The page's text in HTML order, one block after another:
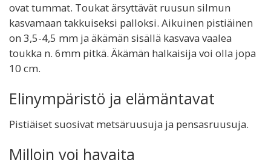
ovat tummat. Toukat ärsyttävät ruusun silmun
kasvamaan takkuiseksi palloksi. Aikuinen pistiäinen
on 3,5-4,5 mm ja äkämän sisällä kasvava vaalea
toukka n. 6mm pitkä. Äkämän halkaisija voi olla jopa
10 cm.
Elinympäristö ja elämäntavat
Pistiäiset suosivat metsäruusuja ja pensasruusuja.
Milloin voi havaita